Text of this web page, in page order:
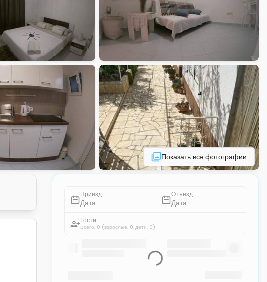
Показать все фотографии
Приезд
Дата
Отъезд
Дата
Гости
Всего: 0 (взрослые: 0, дети: 0)